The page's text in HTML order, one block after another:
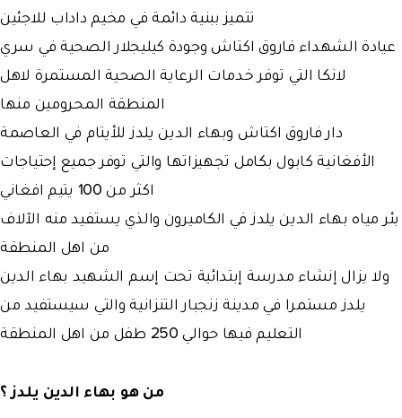
تتميز ببنية دائمة في مخيم داداب للاجئين
عيادة الشهداء فاروق اكتاش وجودة كيليجلار الصحية في سري
لانكا التي توفر خدمات الرعاية الصحية المستمرة لاهل
المنطقة المحرومين منها
دار فاروق اكتاش وبهاء الدين يلدز للأيتام في العاصمة
الأفغانية كابول بكامل تجهيزاتها والتي توفر جميع إحتياجات
اكثر من 100 يتيم افغاني
بئر مياه بهاء الدين يلدز في الكاميرون والذي يستفيد منه الآلاف
من اهل المنطقة
ولا يزال إنشاء مدرسة إبتدائية تحت إسم الشهيد بهاء الدين
يلدز مستمرا في مدينة زنجبار التنزانية والتي سيستفيد من
التعليم فيها حوالي 250 طفل من اهل المنطقة
من هو بهاء الدين يلدز ؟